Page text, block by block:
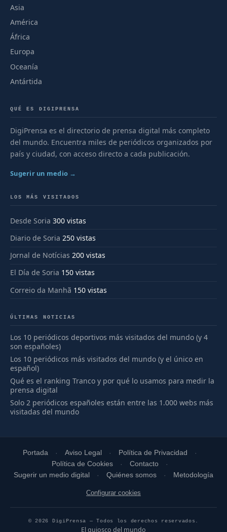
Asia
América
África
Europa
Oceanía
Antártida
QUÉ ES DIGIPRENSA
DigiPrensa es el directorio de prensa digital más completo
del mundo. Encuentra miles de periódicos organizados por
país y ciudad, con acceso directo a cada publicación.
Sugerir un medio →
LOS MÁS VISITADOS
Desde Soria 300 vistas
Diario de Soria 250 vistas
Jornal de Notícias 200 vistas
El Día de Soria 150 vistas
Correio da Manhã 150 vistas
ÚLTIMAS NOTICIAS
Los 10 periódicos deportivos más visitados del mundo (y 4
son españoles)
Los 10 periódicos más visitados del mundo (y el único en
español)
Qué es el ranking Tranco y por qué lo usamos para medir la
prensa digital
Solo 2 periódicos españoles están entre las 1.000 webs más
visitadas del mundo
Portada Aviso Legal
Política de Privacidad
Política de Cookies
Contacto
Sugerir un medio digital
Quiénes somos Metodología
Configurar cookies
© 2026 DigiPrensa — Todos los derechos reservados.
El quiosco del mundo